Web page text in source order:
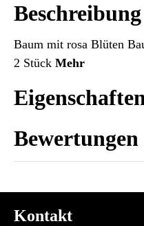
Beschreibung
Baum mit rosa Blüten
2 Stück Mehr
Bewertungen
Kontakt